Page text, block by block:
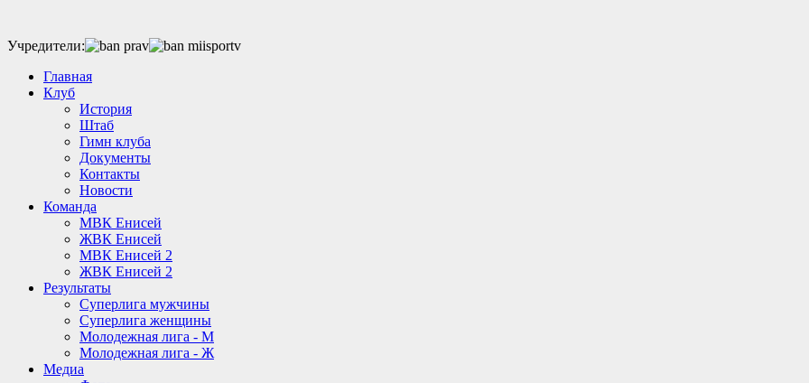
Учредители:
Главная
Клуб
История
Штаб
Гимн клуба
Документы
Контакты
Новости
Команда
МВК Енисей
ЖВК Енисей
МВК Енисей 2
ЖВК Енисей 2
Результаты
Суперлига мужчины
Суперлига женщины
Молодежная лига - М
Молодежная лига - Ж
Медиа